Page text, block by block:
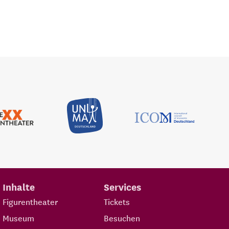
Inhalte
Figurentheater
Museum
Services
Tickets
Besuchen